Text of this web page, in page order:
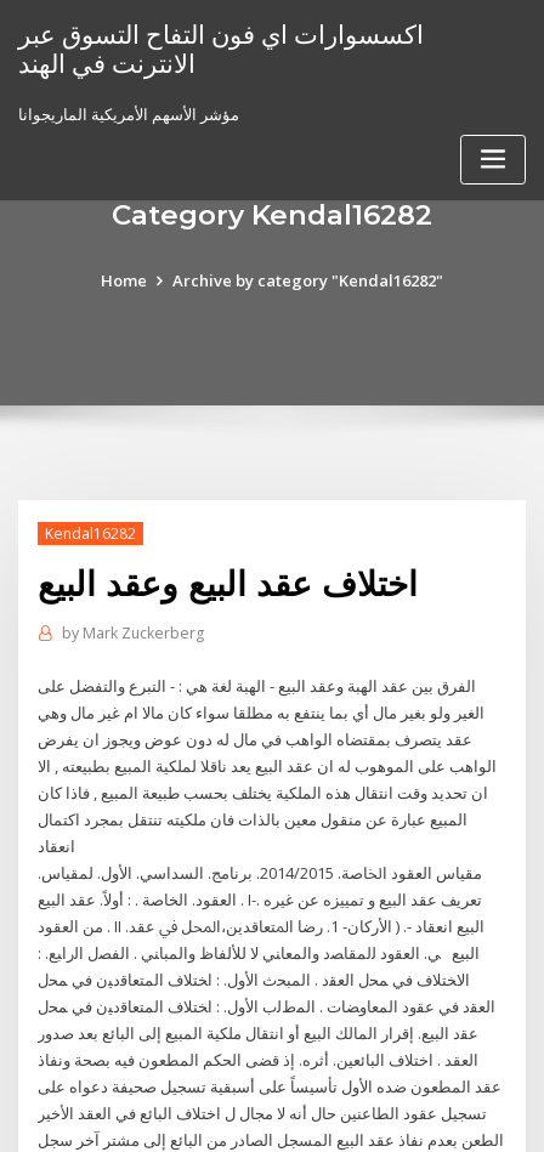
content
اكسسوارات اي فون التفاح التسوق عبر
الانترنت في الهند
مؤشر الأسهم الأمريكية الماريجوانا
Category Kendal16282
Home Archive by category "Kendal16282"
Kendal16282
اختلاف عقد البيع وعقد البيع
by Mark Zuckerberg
الفرق بين عقد الهبة وعقد البيع - الهبة لغة هي : - التبرع والتفضل على
الغير ولو بغير مال أي بما ينتفع به مطلقا سواء كان مالا ام غير مال وهي
عقد يتصرف بمقتضاه الواهب في مال له دون عوض ويجوز ان يفرض
الواهب على الموهوب له ان عقد البيع يعد ناقلا لملكية المبيع بطبيعته , الا
ان تحديد وقت انتقال هذه الملكية يختلف بحسب طبيعة المبيع , فاذا كان
المبيع عبارة عن منقول معين بالذات فان ملكيته تنتقل بمجرد اكتمال
انعقاد
ﻣﻘﻴﺎس اﻟﻌﻘﻮد اﳋﺎﺻﺔ. 2014/2015. ﺑﺮﻧﺎﻣﺞ. اﻟﺴﺪاﺳﻲ. اﻷول. ﻟﻤﻘﻴﺎس.
اﻟﻌﻘﻮد. اﻟﺨﺎﺻﺔ . : أوﻻً. ﻋﻘﺪ اﻟﺒﻴﻊ . I-. ﺗﻌﺮﻳﻒ ﻋﻘﺪ اﻟﺒﻴﻊ و ﺗﻤﻴﻴﺰﻩ ﻋﻦ ﻏﻴﺮﻩ
ﻣﻦ اﻟﻌﻘﻮد . II .اﻟﺒﻴﻊ اﻧﻌﻘﺎد -. ( اﻷرﻛﺎن- 1. رﺿﺎ اﳌﺘﻌﺎﻗﺪﻳﻦ،اﶈﻞ ﰲ ﻋﻘﺪ
اﻟﺒﻴﻊ ﻲ. اﻟﻌﻘود ﻟﻟﻤﻘﺎﺼد واﻟﻤﻌﺎﻨﻲ ﻻ ﻟﻸﻟﻔﺎظ واﻟﻤﺒﺎﻨﻲ . اﻟﻔﺼل اﻟراﺒﻊ. :
اﻻﺨﺘﻼف ﻓﻲ ﻤﺤل اﻟﻌﻘد . اﻟﻤﺒﺤث اﻷول. : اﺨﺘﻼف اﻟﻤﺘﻌﺎﻗدﻴن ﻓﻲ ﻤﺤل
اﻟﻌﻘد ﻓﻲ ﻋﻘود اﻟﻤﻌﺎوﻀﺎت . اﻟﻤطﻟب اﻷول. : اﺨﺘﻼف اﻟﻤﺘﻌﺎﻗدﻴن ﻓﻲ ﻤﺤل
ﻋﻘد اﻟﺒﻴﻊ. إقرار المالك البيع أو انتقال ملكية المبيع إلى البائع بعد صدور
العقد . اختلاف البائعين. أثره. إذ قضى الحكم المطعون فيه بصحة ونفاذ
عقد المطعون ضده الأول تأسيساً على أسبقية تسجيل صحيفة دعواه على
تسجيل عقود الطاعنين حال أنه لا مجال ل اختلاف البائع في العقد الأخير
الطعن بعدم نفاذ عقد البيع المسجل الصادر من البائع إلى مشتر آخر سجل